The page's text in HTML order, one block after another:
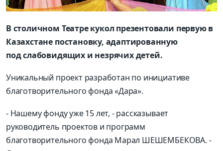
В столичном Театре кукол презентовали первую в
Казахстане постановку, адаптированную
под слабовидящих и незрячих детей.
Уникальный проект разработан по инициативе
благотворительного фонда «Дара».
- Нашему фонду уже 15 лет, - рассказывает
руководитель проектов и программ
благотворительного фонда Марал ШЕШЕМБЕКОВА. -